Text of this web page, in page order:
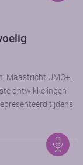
Maastricht UMC+,
ontwikkelingen
tijdens